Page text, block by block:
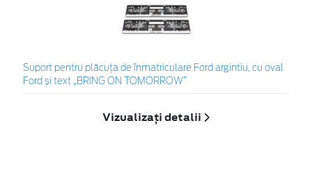
Suport pentru plăcuța de înmatriculare Ford argintiu, cu oval
Ford și text „BRING ON TOMORROW”
Vizualizați detalii